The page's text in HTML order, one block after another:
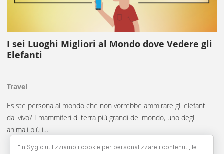
I sei Luoghi Migliori al Mondo dove Vedere gli
Elefanti
Travel
Esiste persona al mondo che non vorrebbe ammirare gli elefanti
dal vivo? I mammiferi di terra più grandi del mondo, uno degli
animali più i…
"In Sygic utilizziamo i cookie per personalizzare i contenuti, le